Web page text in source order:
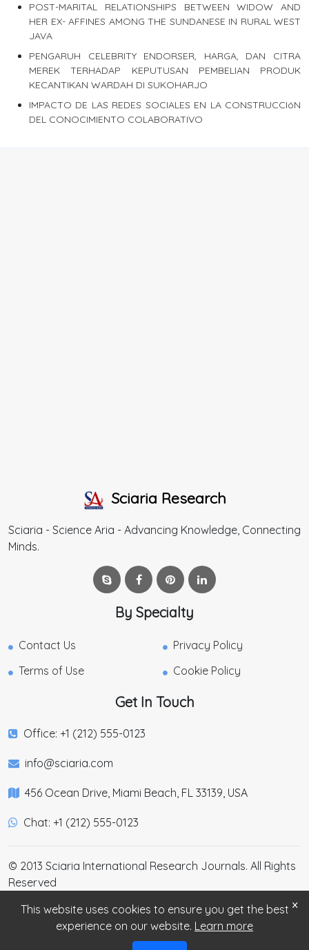
POST-MARITAL RELATIONSHIPS BETWEEN WIDOW AND
HER EX- AFFINES AMONG THE SUNDANESE IN RURAL WEST
JAVA
PENGARUH CELEBRITY ENDORSER, HARGA, DAN CITRA
MEREK TERHADAP KEPUTUSAN PEMBELIAN PRODUK
KECANTIKAN WARDAH DI SUKOHARJO
IMPACTO DE LAS REDES SOCIALES EN LA CONSTRUCCIóN
DEL CONOCIMIENTO COLABORATIVO
Sciaria Research
Sciaria - Science Aria - Advancing Knowledge, Connecting
Minds.
By Specialty
Contact Us
Privacy Policy
Terms of Use
Cookie Policy
Get In Touch
Office: +1 (212) 555-0123
info@sciaria.com
456 Ocean Drive, Miami Beach, FL 33139, USA
Chat: +1 (212) 555-0123
© 2013 Sciaria International Research Journals. All Rights
Reserved
×
This website uses cookies to ensure you get the best
experience on our website. Learn more